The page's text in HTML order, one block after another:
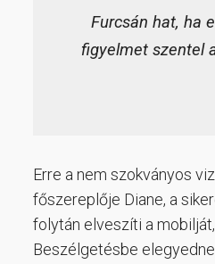
Furcsán hat, ha
figyelmet szentel
Erre a nem szokványos
főszereplője Diane, a
folytán elveszíti a
Beszélgetésbe